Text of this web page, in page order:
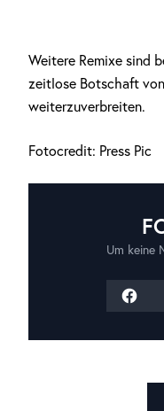
Weitere Remixe sind
zeitlose Botschaft von
weiterzuverbreiten.
Fotocredit: Press Pic
Um keine